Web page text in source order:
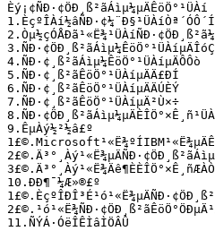
Èý¡¢ÑÐ·¢ÖÐ¸ß²ãÁìµ¼µÄÊöÖ°¹ÜÀí
4.ÑÐ·¢¸ß²ãÁìµ¼ÊöÖ°¹ÜÀíµÄÔ­Ôò
5.ÑÐ·¢¸ß²ãÊöÖ°¹ÜÀíµÄÄ£ÐÍ
6.ÑÐ·¢¸ß²ãÊöÖ°¹ÜÀíµÄÄÚÈÝ
7.ÑÐ·¢¸ß²ãÊöÖ°¹ÜÀíµÄ²Ù×÷
9.ÊµÀý½²½â£º
10.ÐÐ¶¯¼Æ»®£º
11.ÑÝÁ·ÓëÎÊÌâÌÖÂÛ